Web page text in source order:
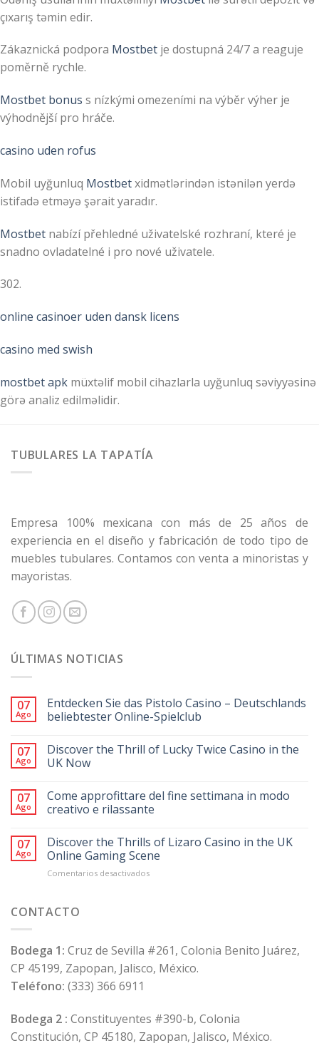
çıxarış təmin edir.
Zákaznická podpora Mostbet je dostupná 24/7 a reaguje
poměrně rychle.
Mostbet bonus s nízkými omezeními na výběr výher je
výhodnější pro hráče.
casino uden rofus
Mobil uyğunluq Mostbetxidmətlərindən istənilən yerdə
istifadə etməyə şərait yaradır.
Mostbet nabízí přehledné uživatelské rozhraní, které je
snadno ovladatelné i pro nové uživatele.
302.
online casinoer uden dansk licens
casino med swish
mostbet apk müxtəlif mobil cihazlarla uyğunluq səviyyəsinə
görə analiz edilməlidir.
TUBULARES LA TAPATÍA
Empresa 100% mexicana con más de 25 años de
experiencia en el diseño y fabricación de todo tipo de
muebles tubulares. Contamos con venta a minoristas y
mayoristas.
ÚLTIMAS NOTICIAS
07
Ago
Entdecken Sie das Pistolo Casino – Deutschlands
beliebtester Online-Spielclub
07
Ago
Discover the Thrill of Lucky Twice Casino in the
UK Now
07
Ago
Come approfittare del fine settimana in modo
creativo e rilassante
07
Ago
Discover the Thrills of Lizaro Casino in the UK
Online Gaming Scene
Comentarios desactivadosen
Casino
in
the
Scene
CONTACTO
Bodega 1: Cruz de Sevilla #261, Colonia Benito Juárez,
CP 45199, Zapopan, Jalisco, México.
Teléfono: (333) 366 6911
Bodega 2 : Constituyentes #390-b, Colonia
Constitución, CP 45180, Zapopan, Jalisco, México.